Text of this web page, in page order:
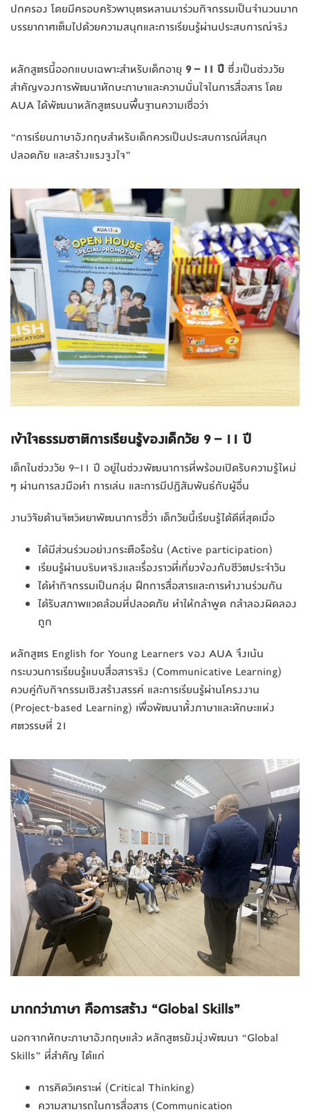
ปกครอง โดยมีครอบครัวพาบุตรหลานมาร่วมกิจกรรมเป็นจำนวนมาก
บรรยากาศเต็มไปด้วยความสนุกและการเรียนรู้ผ่านประสบการณ์จริง
หลักสูตรนี้ออกแบบเฉพาะสำหรับเด็กอายุ 9 – 11 ปี ซึ่งเป็นช่วงวัย
สำคัญของการพัฒนาทักษะภาษาและความมั่นใจในการสื่อสาร โดย
AUA ได้พัฒนาหลักสูตรบนพื้นฐานความเชื่อว่า
“การเรียนภาษาอังกฤษสำหรับเด็กควรเป็นประสบการณ์ที่สนุก
ปลอดภัย และสร้างแรงจูงใจ”
เข้าใจธรรมชาติการเรียนรู้ของเด็กวัย 9 – 11 ปี
เด็กในช่วงวัย 9–11 ปี อยู่ในช่วงพัฒนาการที่พร้อมเปิดรับความรู้ใหม่
ๆ ผ่านการลงมือทำ การเล่น และการมีปฏิสัมพันธ์กับผู้อื่น
งานวิจัยด้านจิตวิทยาพัฒนาการชี้ว่า เด็กวัยนี้เรียนรู้ได้ดีที่สุดเมื่อ
ได้มีส่วนร่วมอย่างกระตือรือร้น (Active participation)
เรียนรู้ผ่านบริบทจริงและเรื่องราวที่เกี่ยวข้องกับชีวิตประจำวัน
ได้ทำกิจกรรมเป็นกลุ่ม ฝึกการสื่อสารและการทำงานร่วมกัน
ได้รับสภาพแวดล้อมที่ปลอดภัย ทำให้กล้าพูด กล้าลองผิดลอง
ถูก
หลักสูตร English for Young Learners ของ AUA จึงเน้น
กระบวนการเรียนรู้แบบสื่อสารจริง (Communicative Learning)
ควบคู่กับกิจกรรมเชิงสร้างสรรค์ และการเรียนรู้ผ่านโครงงาน
(Project-based Learning) เพื่อพัฒนาทั้งภาษาและทักษะแห่ง
ศตวรรษที่ 21
มากกว่าภาษา คือการสร้าง “Global Skills”
นอกจากทักษะภาษาอังกฤษแล้ว หลักสูตรยังมุ่งพัฒนา “Global
Skills” ที่สำคัญ ได้แก่
การคิดวิเคราะห์ (Critical Thinking)
ความสามารถในการสื่อสาร (Communication